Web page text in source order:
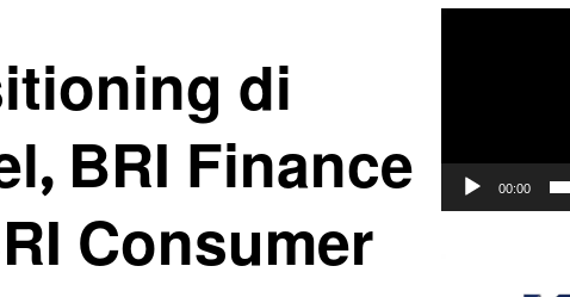
di
BRI Finance
Consumer
00:00